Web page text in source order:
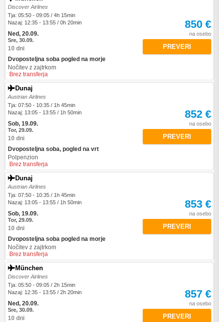
Discover Airlines
Tja: 05:50 - 09:05 / 4h 15min
Nazaj: 12:35 - 13:55 / 0h 20min
Ned, 20.09.
Sre, 30.09.
10 dni
Dvoposteljna soba pogled na morje
Nočitev z zajtrkom
Brez transferja
850 €
na osebo
PREVERI
Dunaj
Austrian Airlines
Tja: 07:50 - 10:35 / 1h 45min
Nazaj: 13:05 - 13:55 / 1h 50min
Sob, 19.09.
Tor, 29.09.
10 dni
Dvoposteljna soba, pogled na vrt
Polpenzion
Brez transferja
852 €
na osebo
PREVERI
Dunaj
Austrian Airlines
Tja: 07:50 - 10:35 / 1h 45min
Nazaj: 13:05 - 13:55 / 1h 50min
Sob, 19.09.
Tor, 29.09.
10 dni
Dvoposteljna soba pogled na morje
Nočitev z zajtrkom
Brez transferja
853 €
na osebo
PREVERI
München
Discover Airlines
Tja: 05:50 - 09:05 / 2h 15min
Nazaj: 12:35 - 13:55 / 2h 20min
Ned, 20.09.
Sre, 30.09.
10 dni
857 €
na osebo
PREVERI